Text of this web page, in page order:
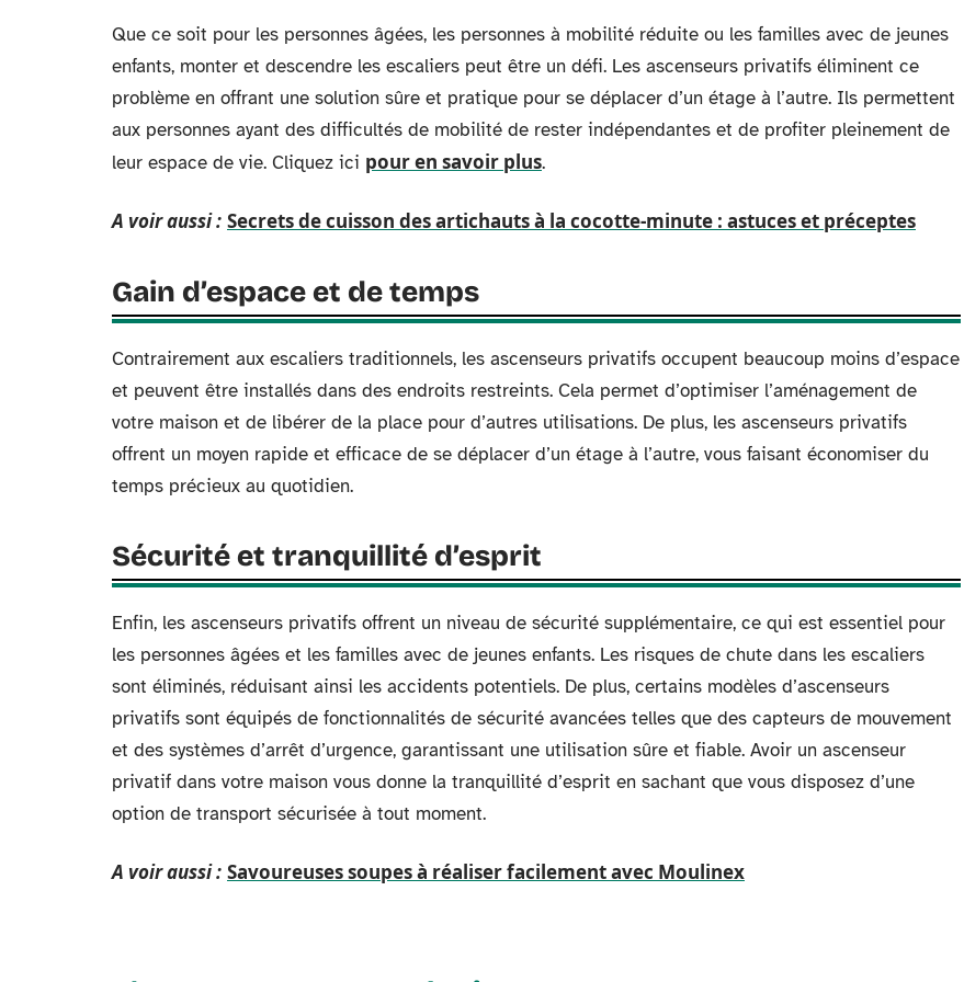
Que ce soit pour les personnes âgées, les personnes à mobilité réduite ou les familles avec de jeunes
enfants, monter et descendre les escaliers peut être un défi. Les ascenseurs privatifs éliminent ce
problème en offrant une solution sûre et pratique pour se déplacer d’un étage à l’autre. Ils permettent
aux personnes ayant des difficultés de mobilité de rester indépendantes et de profiter pleinement de
leur espace de vie. Cliquez ici pour en savoir plus.
A voir aussi : Secrets de cuisson des artichauts à la cocotte-minute : astuces et préceptes
Gain d’espace et de temps
Contrairement aux escaliers traditionnels, les ascenseurs privatifs occupent beaucoup moins d’espace
et peuvent être installés dans des endroits restreints. Cela permet d’optimiser l’aménagement de
votre maison et de libérer de la place pour d’autres utilisations. De plus, les ascenseurs privatifs
offrent un moyen rapide et efficace de se déplacer d’un étage à l’autre, vous faisant économiser du
temps précieux au quotidien.
Sécurité et tranquillité d’esprit
Enfin, les ascenseurs privatifs offrent un niveau de sécurité supplémentaire, ce qui est essentiel pour
les personnes âgées et les familles avec de jeunes enfants. Les risques de chute dans les escaliers
sont éliminés, réduisant ainsi les accidents potentiels. De plus, certains modèles d’ascenseurs
privatifs sont équipés de fonctionnalités de sécurité avancées telles que des capteurs de mouvement
et des systèmes d’arrêt d’urgence, garantissant une utilisation sûre et fiable. Avoir un ascenseur
privatif dans votre maison vous donne la tranquillité d’esprit en sachant que vous disposez d’une
option de transport sécurisée à tout moment.
A voir aussi : Savoureuses soupes à réaliser facilement avec Moulinex